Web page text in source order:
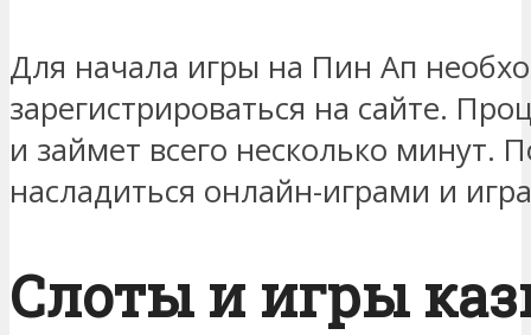
Для начала игры на Пин Ап
зарегистрироваться на сайте.
и займет всего несколько минут.
насладиться онлайн-играми и
Слоты и игры